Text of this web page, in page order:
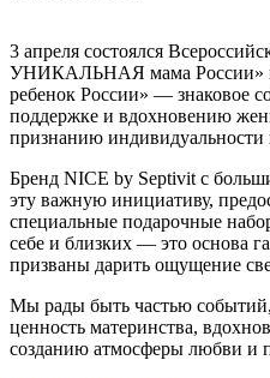
3 апреля состоялся
УНИКАЛЬНАЯ мама
ребенок России» — знаковое
поддержке и вдохновению
признанию индивидуальности
Бренд NICE by Septivit с
эту важную инициативу,
специальные подарочные
себе и близких — это основа
призваны дарить ощущение
Мы рады быть частью
ценность материнства,
созданию атмосферы любви и